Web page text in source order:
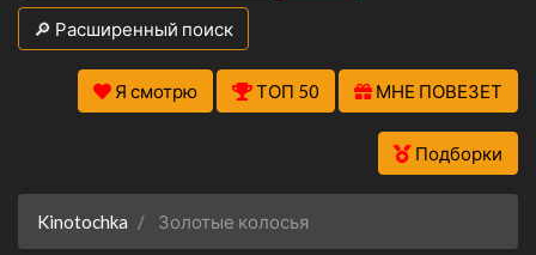
🔎 Расширенный поиск
Я смотрю ТОП 50 МНЕ ПОВЕЗЕТ
Подборки
Kinotochka Золотые колосья